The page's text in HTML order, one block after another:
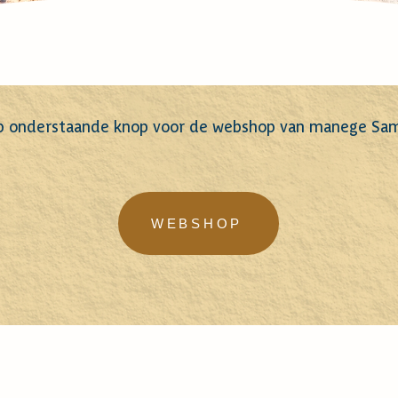
onderstaande knop voor de webshop van manege
WEBSHOP